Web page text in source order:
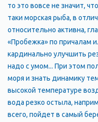
то это вовсе не значит,
таки морская рыба, в
относительно активна,
«Пробежка» по причалам
кардинально улучшить
надо с умом... При этом
моря и знать динамику
высокой температуре
вода резко остыла,
всего, пойдет в самый